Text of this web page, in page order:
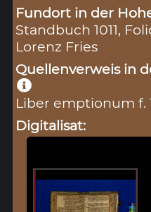
Fundort in der
Standbuch 1011,
Lorenz Fries
Quellenverweis in
Liber emptionum f.
Digitalisat: